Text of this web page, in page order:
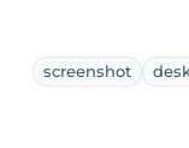
screenshot